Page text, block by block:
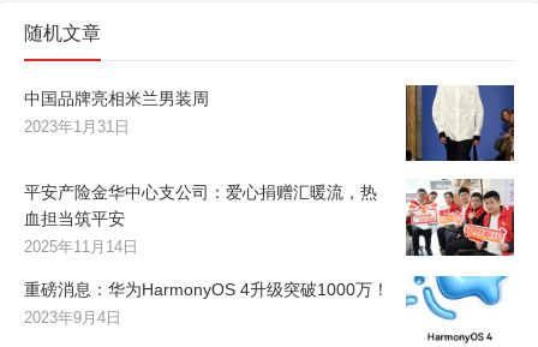
随机文章
中国品牌亮相米兰男装周
2023年1月31日
平安产险金华中心支公司：爱心捐赠汇暖流，热
血担当筑平安
2025年11月14日
重磅消息：华为HarmonyOS 4升级突破1000万！
2023年9月4日